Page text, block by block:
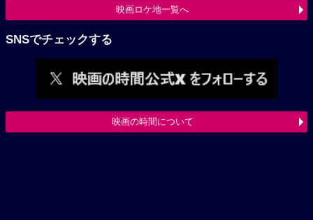
映画ロケ地一覧へ
SNSでチェックする
映画の時間について